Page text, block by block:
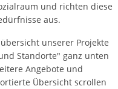
und richten diese
aus.
unserer Projekte
Standorte" ganz unten
Angebote und
Übersicht scrollen